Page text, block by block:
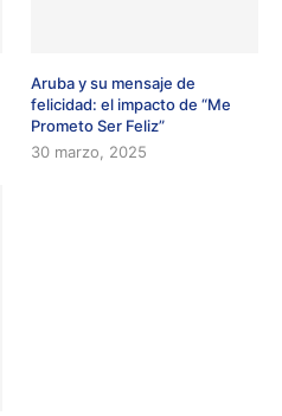
Aruba y su mensaje de
felicidad: el impacto de “Me
Prometo Ser Feliz”
30 marzo, 2025